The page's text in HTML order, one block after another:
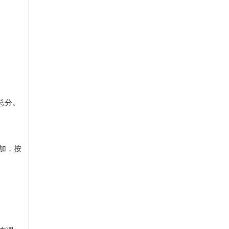
分。
，按